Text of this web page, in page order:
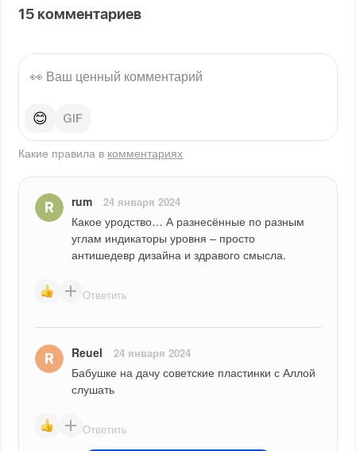
15 комментариев
😊
Какие правила в комментариях
rum 24 января 2024
Какое уродство… А разнесённые по разным
углам индикаторы уровня – просто
антишедевр дизайна и здравого смысла.
Ответить
Reuel 24 января 2024
Бабушке на дачу советские пластинки с Аллой
слушать
Ответить